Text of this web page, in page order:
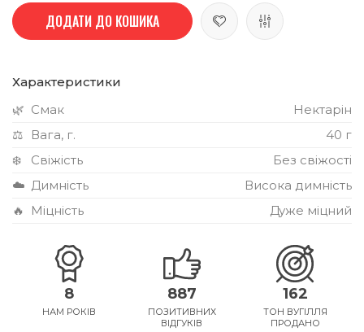
ДОДАТИ ДО КОШИКА
Характеристики
🌿 Смак
Нектарін
⚖️
Вага, г.
40 г
❄️
Свіжість
Без свіжості
☁️ Димність
Висока димність
🔥
Міцність Дуже міцний
8
НАМ РОКІВ
887
ПОЗИТИВНИХ
ВІДГУКІВ
162
ТОН ВУГІЛЛЯ
ПРОДАНО